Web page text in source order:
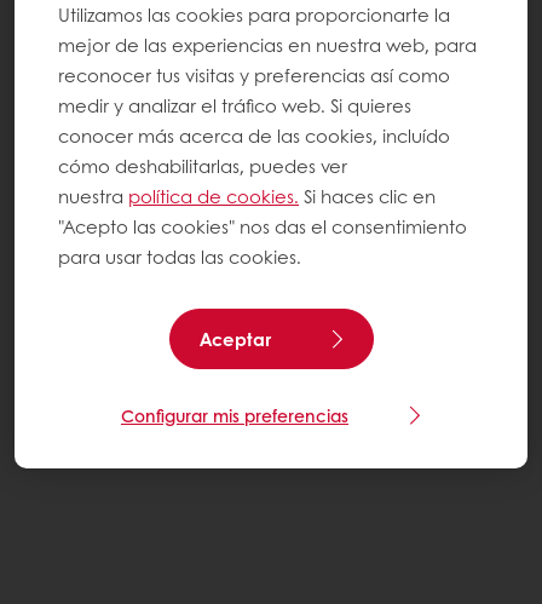
Utilizamos las cookies para proporcionarte la
mejor de las experiencias en nuestra web, para
reconocer tus visitas y preferencias así como
medir y analizar el tráfico web. Si quieres
conocer más acerca de las cookies, incluído
cómo deshabilitarlas, puedes ver
nuestra política de cookies. Si haces clic en
"Acepto las cookies" nos das el consentimiento
para usar todas las cookies.
Aceptar
Configurar mis preferencias